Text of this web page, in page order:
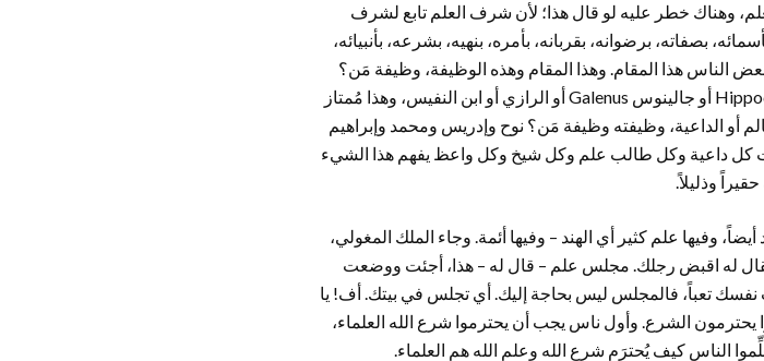
وهناك خطر عليه لو قال هذا؛ لأن شرف العلم تابع لشرف
بصفاته، برضوانه، بقربانه، بأمره، بنهيه، بشرعه، بأنبيائه،
الناس هذا المقام. وهذا المقام وهذه الوظيفة، وظيفة مَن؟
الأنبياء والرُسل. طبعاً! أنت وظيفتك وظيفة أبُقراط Hippocrates أو جالينوس Galenus أو الرازي أو ابن النفيس، وهذا مُمتاز
أو الداعية، وظيفته وظيفة مَن؟ نوح وإدريس ومحمد وإبراهيم
داعية وكل طالب علم وكل شيخ وكل واعظ يفهم هذا الشيء
وذليلاً.
وفيها علم كثير أي الهند – وفيها أئمة. وجاء الملك المغولي،
له اقبض رجلك. مجلس علم – قال له – هذا، أجئت ووضعت
نفسك تعباً، فالمجلس ليس بحاجة إليك. أي تجلس في بيتك. أف! يا
يحترمون الشرع. وأول ناس يجب أن يحترموا شرع الله العلماء،
الناس كيف يُحترَم شرع الله وعلم الله هم العلماء.